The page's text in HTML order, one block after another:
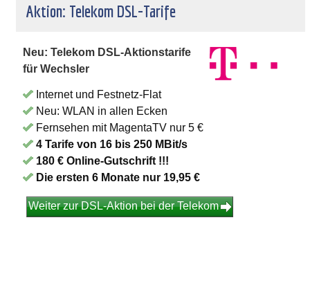
Aktion: Telekom DSL-Tarife
Neu: Telekom DSL-Aktionstarife
für Wechsler
Internet und Festnetz-Flat
Neu: WLAN in allen Ecken
Fernsehen mit MagentaTV nur 5 €
4 Tarife von 16 bis 250 MBit/s
180 € Online-Gutschrift !!!
Die ersten 6 Monate nur 19,95 €
Weiter zur DSL-Aktion bei der Telekom